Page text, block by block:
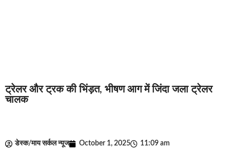
ट्रेलर और ट्रक की भिंड़त, भीषण आग में जिंदा जला ट्रेलर
चालक
डेस्क/माय सर्कल न्यूज October 1, 2025 11:09 am